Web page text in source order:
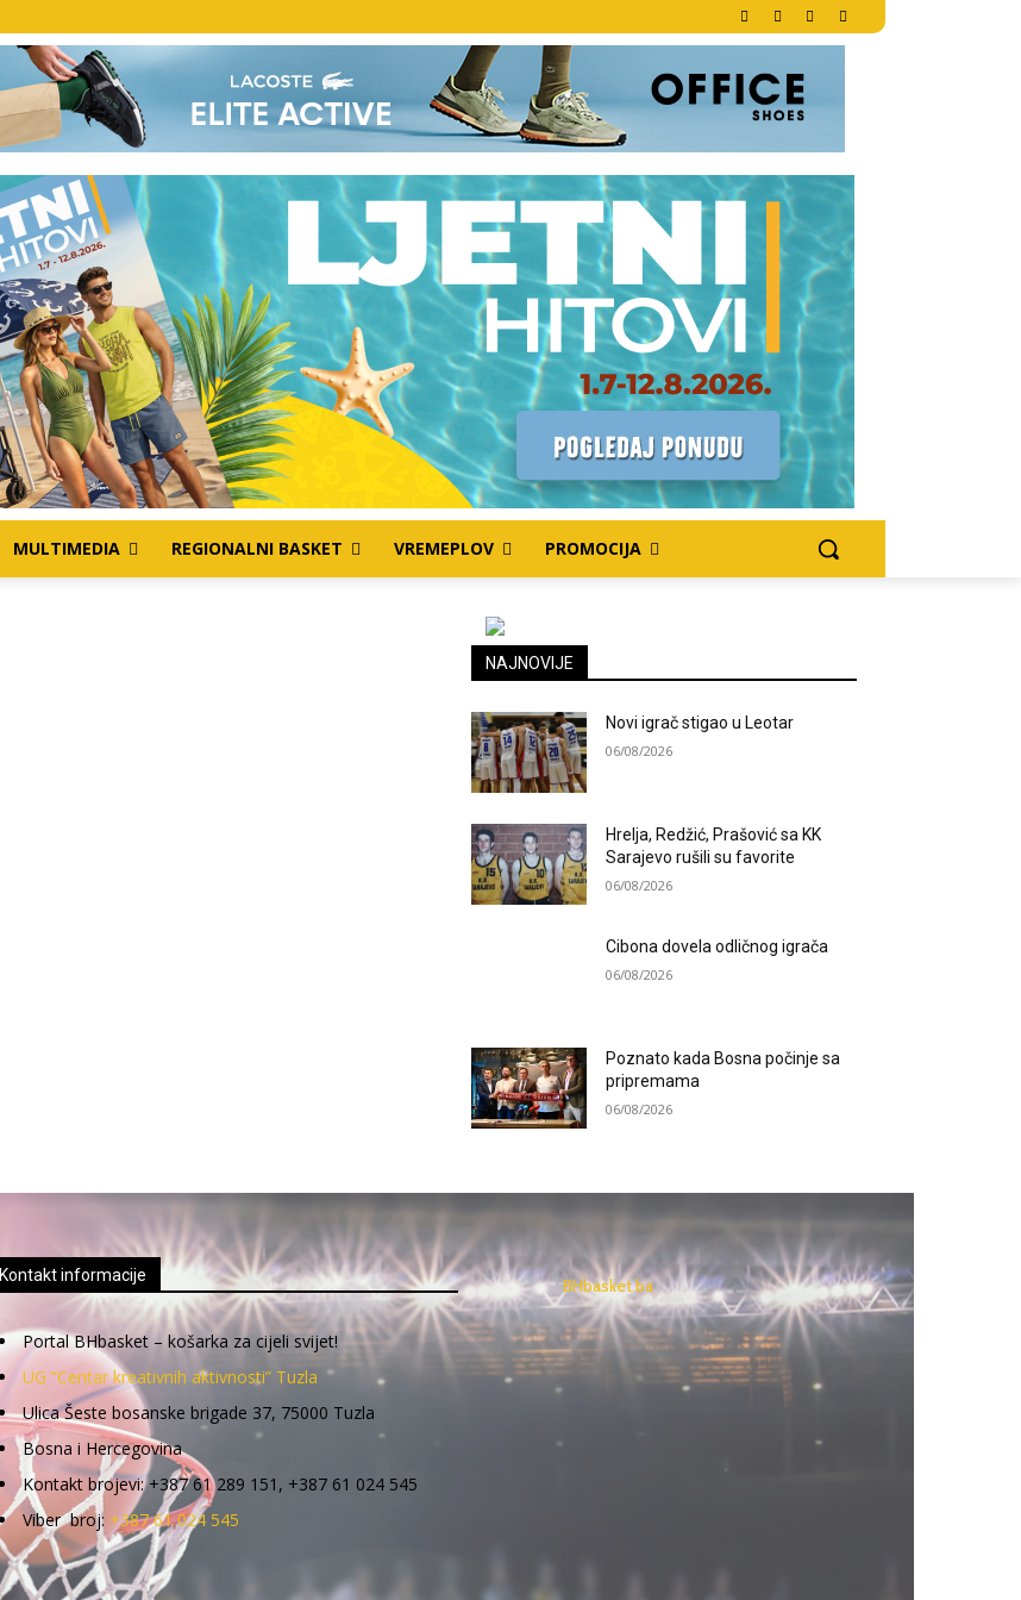
MULTIMEDIA REGIONALNI BASKET VREMEPLOV PROMOCIJA
NAJNOVIJE
Novi igrač stigao u Leotar
06/08/2026
Hrelja, Redžić, Prašović sa KK
Sarajevo rušili su favorite
06/08/2026
Cibona dovela odličnog igrača
06/08/2026
Poznato kada Bosna počinje sa
pripremama
06/08/2026
Kontakt informacije
Portal BHbasket – košarka za cijeli svijet!
UG “Centar kreativnih aktivnosti” Tuzla
Ulica Šeste bosanske brigade 37, 75000 Tuzla
Bosna i Hercegovina
Kontakt brojevi: +387 61 289 151, +387 61 024 545
Viber broj: +387 61 024 545
BHbasket.ba